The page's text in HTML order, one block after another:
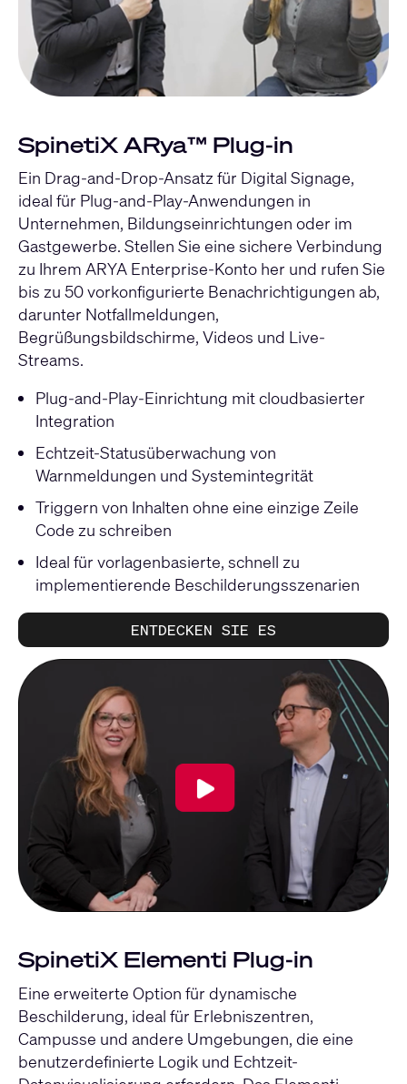
SpinetiX ARya™ Plug-in
Ein Drag-and-Drop-Ansatz für Digital Signage,
ideal für Plug-and-Play-Anwendungen in
Unternehmen, Bildungseinrichtungen oder im
Gastgewerbe. Stellen Sie eine sichere Verbindung
zu Ihrem ARYA Enterprise-Konto her und rufen Sie
bis zu 50 vorkonfigurierte Benachrichtigungen ab,
darunter Notfallmeldungen,
Begrüßungsbildschirme, Videos und Live-
Streams.
Plug-and-Play-Einrichtung mit cloudbasierter
Integration
Echtzeit-Statusüberwachung von
Warnmeldungen und Systemintegrität
Triggern von Inhalten ohne eine einzige Zeile
Code zu schreiben
Ideal für vorlagenbasierte, schnell zu
implementierende Beschilderungsszenarien
ENTDECKEN SIE ES
SpinetiX Elementi Plug-in
Eine erweiterte Option für dynamische
Beschilderung, ideal für Erlebniszentren,
Campusse und andere Umgebungen, die eine
benutzerdefinierte Logik und Echtzeit-